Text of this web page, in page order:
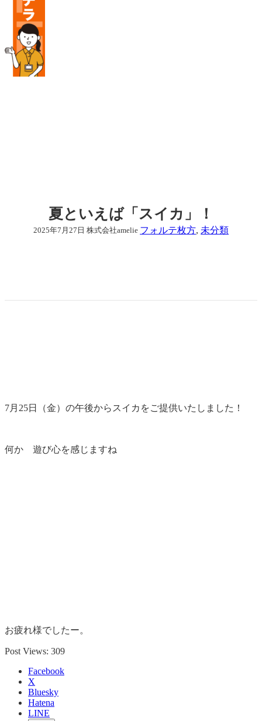
夏といえば「スイカ」！
2025年7月27日 株式会社amelie フォルテ枚方, 未分類
7月25日（金）の午後からスイカをご提供いたしました！
何か 遊び心を感じますね
お疲れ様でしたー。
Post Views: 309
Facebook
X
Bluesky
Hatena
LINE